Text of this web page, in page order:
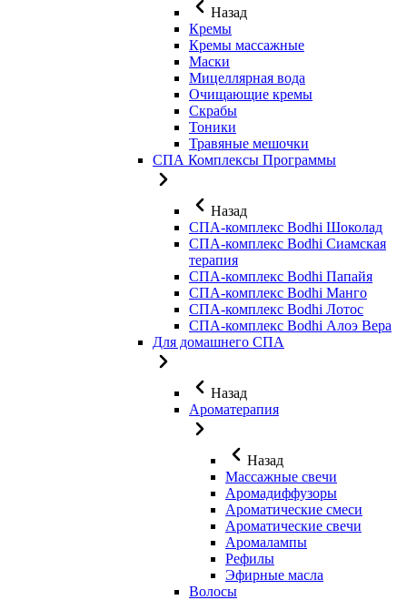
Назад
Кремы
Кремы массажные
Маски
Мицеллярная вода
Очищающие кремы
Скрабы
Тоники
Травяные мешочки
СПА Комплексы Программы
Назад
СПА-комплекс Bodhi Шоколад
СПА-комплекс Bodhi Сиамская
терапия
СПА-комплекс Bodhi Папайя
СПА-комплекс Bodhi Манго
СПА-комплекс Bodhi Лотос
СПА-комплекс Bodhi Алоэ Вера
Для домашнего СПА
Назад
Ароматерапия
Назад
Массажные свечи
Аромадиффузоры
Ароматические смеси
Ароматические свечи
Аромалампы
Рефилы
Эфирные масла
Волосы